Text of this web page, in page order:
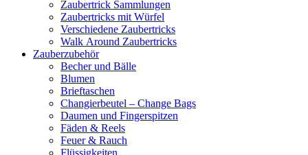
Zaubertrick Sammlungen
Zaubertricks mit Würfel
Verschiedene Zaubertricks
Walk Around Zaubertricks
Zauberzubehör
Becher und Bälle
Blumen
Brieftaschen
Changierbeutel – Change Bags
Daumen und Fingerspitzen
Fäden & Reels
Feuer & Rauch
Flüssigkeiten